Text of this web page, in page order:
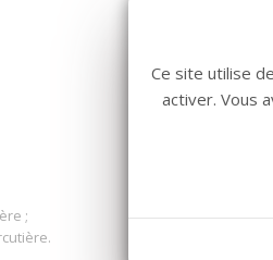
;
Ce site utilise
activer. Vous